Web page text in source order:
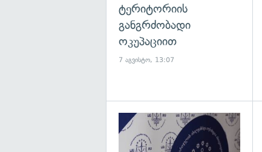
ტერიტორიის
განგრძობადი
ოკუპაციით
7 აგვისტო, 13:07